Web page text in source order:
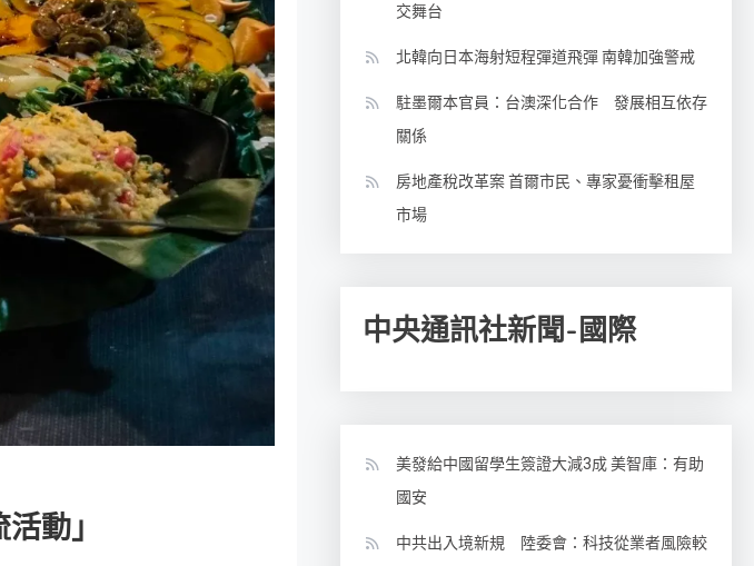
動」
交舞台
北韓向日本海射短程彈道飛彈 南韓加強警戒
駐墨爾本官員：台澳深化合作 發展相互依存
關係
房地產稅改革案 首爾市民、專家憂衝擊租屋
市場
中央通訊社新聞-國際
美發給中國留學生簽證大減3成 美智庫：有助
國安
中共出入境新規 陸委會：科技從業者風險較